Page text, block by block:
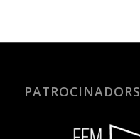
PATROCINADORS